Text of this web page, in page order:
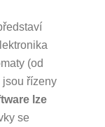
(od
jsou řízeny
lze
se